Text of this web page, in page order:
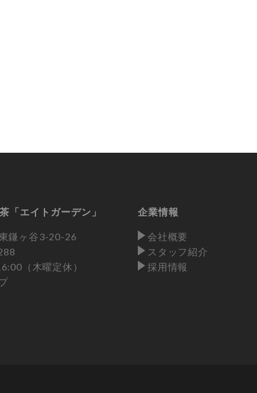
「エイトガーデン」
鎌ヶ谷3-20-26
（木曜定休）
企業情報
会社概要
スタッフ紹介
採用情報